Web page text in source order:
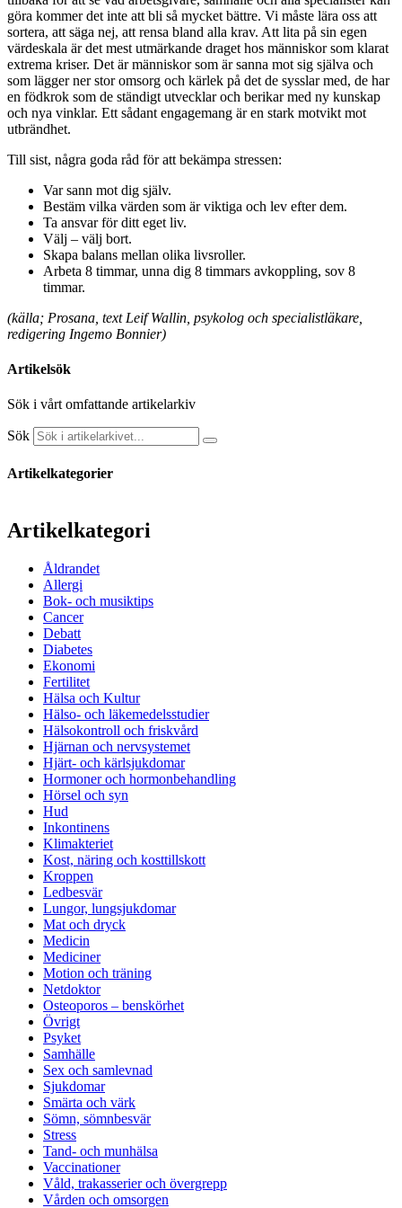
göra kommer det inte att bli så mycket bättre. Vi måste lära oss att
sortera, att säga nej, att rensa bland alla krav. Att lita på sin egen
värdeskala är det mest utmärkande draget hos människor som klarat
extrema kriser. Det är människor som är sanna mot sig själva och
som lägger ner stor omsorg och kärlek på det de sysslar med, de har
en födkrok som de ständigt utvecklar och berikar med ny kunskap
och nya vinklar. Ett sådant engagemang är en stark motvikt mot
utbrändhet.
Till sist, några goda råd för att bekämpa stressen:
Var sann mot dig själv.
Bestäm vilka värden som är viktiga och lev efter dem.
Ta ansvar för ditt eget liv.
Välj – välj bort.
Skapa balans mellan olika livsroller.
Arbeta 8 timmar, unna dig 8 timmars avkoppling, sov 8
timmar.
(källa; Prosana, text Leif Wallin, psykolog och specialistläkare,
redigering Ingemo Bonnier)
Artikelsök
Sök i vårt omfattande artikelarkiv
Sök
Artikelkategorier
Artikelkategori
Åldrandet
Allergi
Bok- och musiktips
Cancer
Debatt
Diabetes
Ekonomi
Fertilitet
Hälsa och Kultur
Hälso- och läkemedelsstudier
Hälsokontroll och friskvård
Hjärnan och nervsystemet
Hjärt- och kärlsjukdomar
Hormoner och hormonbehandling
Hörsel och syn
Hud
Inkontinens
Klimakteriet
Kost, näring och kosttillskott
Kroppen
Ledbesvär
Lungor, lungsjukdomar
Mat och dryck
Medicin
Mediciner
Motion och träning
Netdoktor
Osteoporos – benskörhet
Övrigt
Psyket
Samhälle
Sex och samlevnad
Sjukdomar
Smärta och värk
Sömn, sömnbesvär
Stress
Tand- och munhälsa
Vaccinationer
Våld, trakasserier och övergrepp
Vården och omsorgen